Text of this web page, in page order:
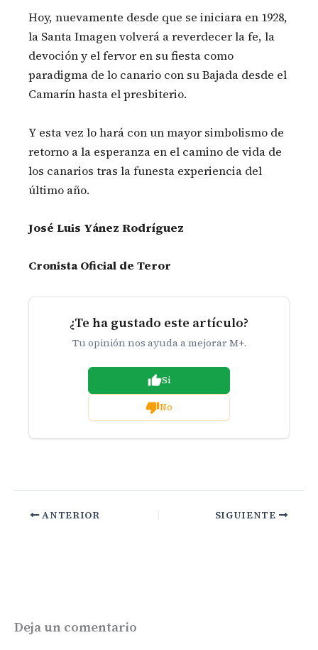
Hoy, nuevamente desde que se iniciara en 1928,
la Santa Imagen volverá a reverdecer la fe, la
devoción y el fervor en su fiesta como
paradigma de lo canario con su Bajada desde el
Camarín hasta el presbiterio.
Y esta vez lo hará con un mayor simbolismo de
retorno a la esperanza en el camino de vida de
los canarios tras la funesta experiencia del
último año.
José Luis Yánez Rodríguez
Cronista Oficial de Teror
¿Te ha gustado este artículo?
Tu opinión nos ayuda a mejorar M+.
Si
No
ANTERIOR SIGUIENTE
Deja un comentario